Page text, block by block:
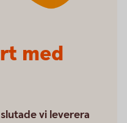
med
vi leverera